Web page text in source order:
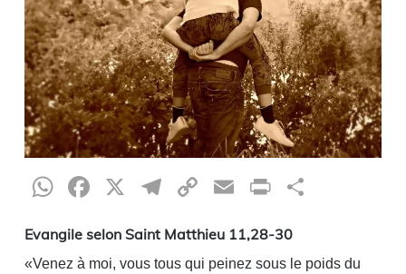
WhatsApp
Facebook
X Telegram
CopyEmailPrint
Evangile selon Saint Matthieu 11,28-30
«Venez à moi, vous tous qui peinez sous le poids du